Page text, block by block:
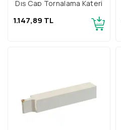
Dış Çap Tornalama Kateri
1.147,89 TL